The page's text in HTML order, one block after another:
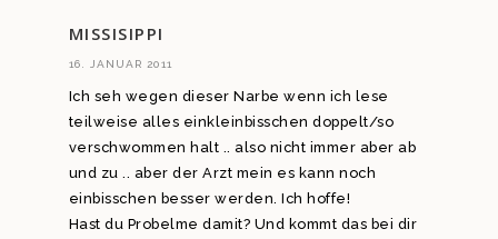
MISSISIPPI
16. JANUAR 2011
Ich seh wegen dieser Narbe wenn ich lese
teilweise alles einkleinbisschen doppelt/so
verschwommen halt .. also nicht immer aber ab
und zu .. aber der Arzt mein es kann noch
einbisschen besser werden. Ich hoffe!
Hast du Probelme damit? Und kommt das bei dir